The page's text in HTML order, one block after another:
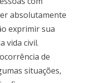
absolutamente
exprimir sua
vida civil.
de
situações,